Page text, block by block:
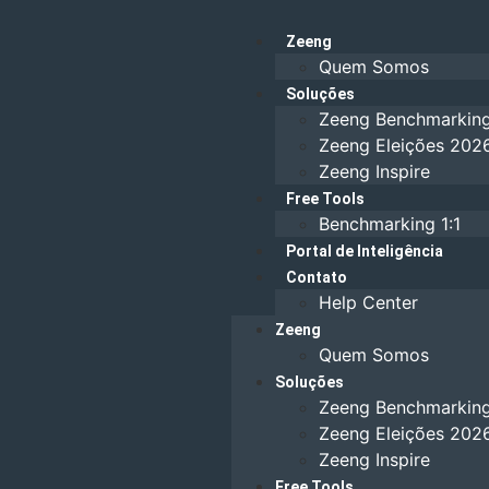
Zeeng
Quem Somos
Soluções
Zeeng
Zeeng Eleições
Zeeng Inspire
Free Tools
Benchmarking 1:1
Portal de Inteligência
Contato
Help Center
Zeeng
Quem Somos
Soluções
Zeeng
Zeeng Eleições
Zeeng Inspire